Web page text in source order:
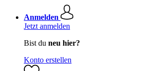
Anmelden
Jetzt anmelden
Bist du neu hier?
Konto erstellen